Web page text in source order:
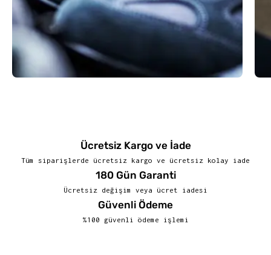
Ücretsiz Kargo ve İade
Tüm siparişlerde ücretsiz kargo ve ücretsiz kolay iade
180 Gün Garanti
Ücretsiz değişim veya ücret iadesi
Güvenli Ödeme
%100 güvenli ödeme işlemi